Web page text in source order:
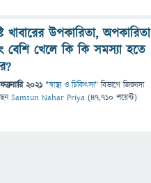
খাবারের উপকারিতা, অপকারিতা
বেশি খেলে কি কি সমস্যা হতে
2021 "স্বাস্থ্য ও চিকিৎসা" বিভাগে জিজ্ঞাসা
Samsun Nahar Priya (47,710 পয়েন্ট)